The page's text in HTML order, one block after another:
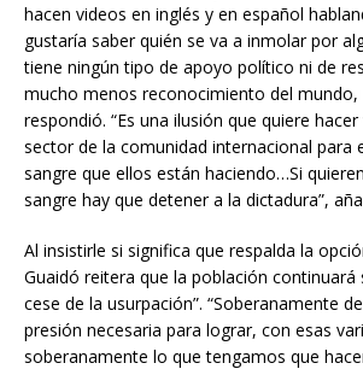
hacen videos en inglés y en español
gustaría saber quién se va a inmolar por
tiene ningún tipo de apoyo político ni de
mucho menos reconocimiento del mundo,
respondió. “Es una ilusión que quiere
sector de la comunidad internacional para
sangre que ellos están haciendo…Si
sangre hay que detener a la dictadura”,
Al insistirle si significa que respalda la
Guaidó reitera que la población continuará
cese de la usurpación”. “Soberanamente
presión necesaria para lograr, con esas
soberanamente lo que tengamos que